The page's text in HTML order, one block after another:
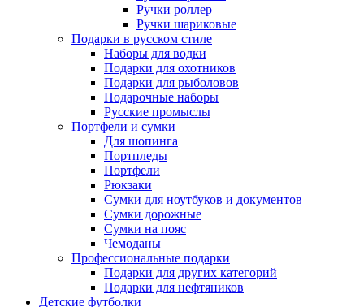
Ручки роллер
Ручки шариковые
Подарки в русском стиле
Наборы для водки
Подарки для охотников
Подарки для рыболовов
Подарочные наборы
Русские промыслы
Портфели и сумки
Для шопинга
Портпледы
Портфели
Рюкзаки
Сумки для ноутбуков и документов
Сумки дорожные
Сумки на пояс
Чемоданы
Профессиональные подарки
Подарки для других категорий
Подарки для нефтяников
Детские футболки